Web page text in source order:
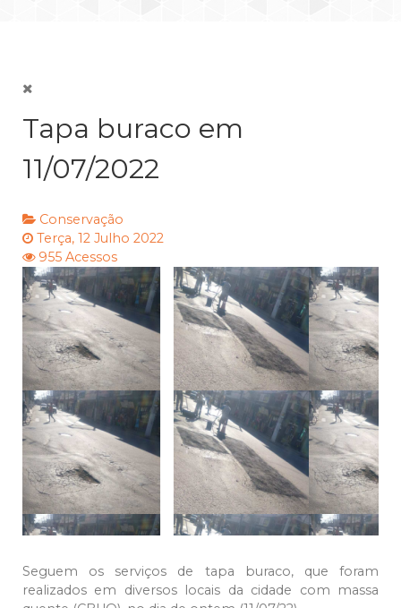
Tapa buraco em
11/07/2022
Conservação
Terça, 12 Julho 2022
955 Acessos
Seguem os serviços de tapa buraco, que foram
realizados em diversos locais da cidade com massa